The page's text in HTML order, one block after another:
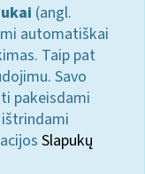
(angl.
automatiškai
Taip pat
Savo
pakeisdami
Slapukų